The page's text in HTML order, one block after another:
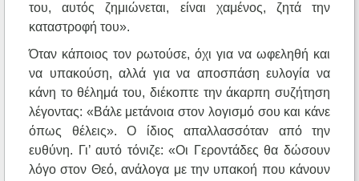
του, αυτός ζημιώνεται, είναι χαμένος, ζητά την
καταστροφή του».
Όταν κάποιος τον ρωτούσε, όχι για να ωφεληθή και
να υπακούση, αλλά για να αποσπάση ευλογία να
κάνη το θέλημά του, διέκοπτε την άκαρπη συζήτηση
λέγοντας: «Βάλε μετάνοια στον λογισμό σου και κάνε
όπως θέλεις». Ο ίδιος απαλλασσόταν από την
ευθύνη. Γι’ αυτό τόνιζε: «Οι Γεροντάδες θα δώσουν
λόγο στον Θεό, ανάλογα με την υπακοή που κάνουν